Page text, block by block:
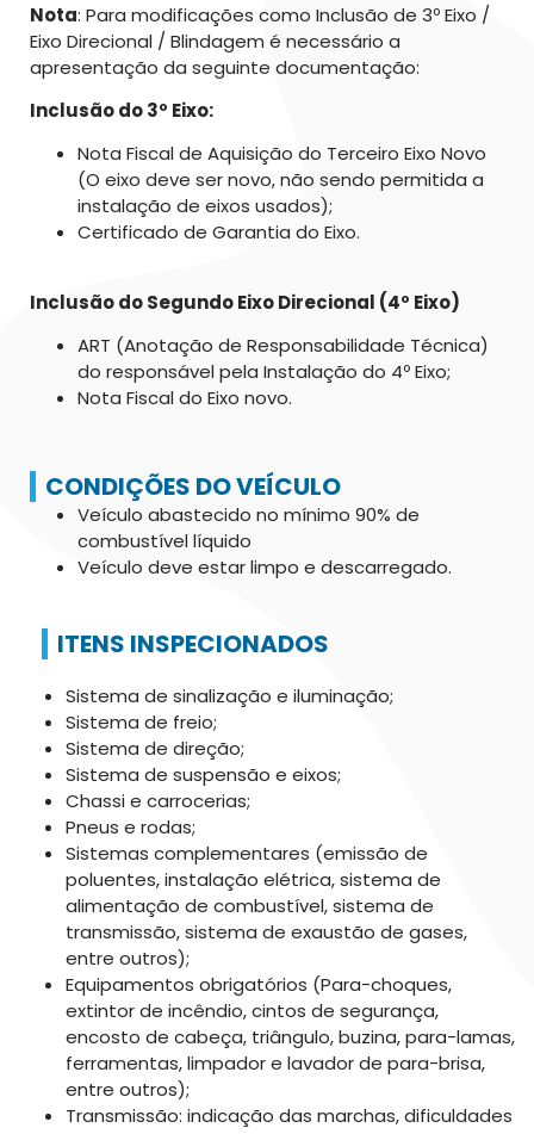
Nota: Para modificações como Inclusão de 3º Eixo /
Eixo Direcional / Blindagem é necessário a
apresentação da seguinte documentação:
Inclusão do 3º Eixo:
Nota Fiscal de Aquisição do Terceiro Eixo Novo
(O eixo deve ser novo, não sendo permitida a
instalação de eixos usados);
Certificado de Garantia do Eixo.
Inclusão do Segundo Eixo Direcional (4º Eixo)
ART (Anotação de Responsabilidade Técnica)
do responsável pela Instalação do 4º Eixo;
Nota Fiscal do Eixo novo.
CONDIÇÕES DO VEÍCULO
Veículo abastecido no mínimo 90% de
combustível líquido
Veículo deve estar limpo e descarregado.
ITENS INSPECIONADOS
Sistema de sinalização e iluminação;
Sistema de freio;
Sistema de direção;
Sistema de suspensão e eixos;
Chassi e carrocerias;
Pneus e rodas;
Sistemas complementares (emissão de
poluentes, instalação elétrica, sistema de
alimentação de combustível, sistema de
transmissão, sistema de exaustão de gases,
entre outros);
Equipamentos obrigatórios (Para-choques,
extintor de incêndio, cintos de segurança,
encosto de cabeça, triângulo, buzina, para-lamas,
ferramentas, limpador e lavador de para-brisa,
entre outros);
Transmissão: indicação das marchas, dificuldades